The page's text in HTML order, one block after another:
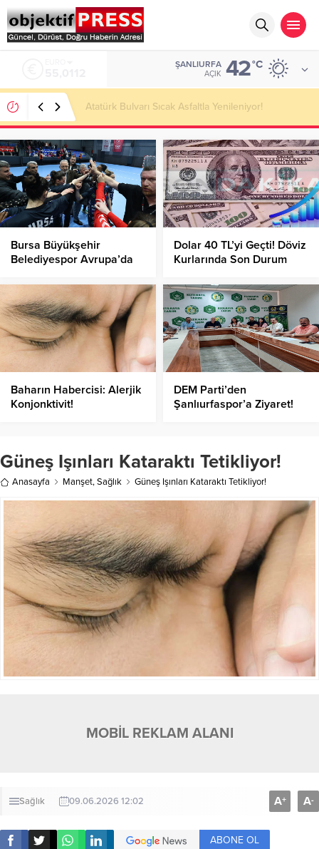
ŞANLIURFA
AÇIK 42°C
Temmuzda IPARD III Kapsamında 634,3 Milyon Lira
Hibe Ödemesi Yapıldı!
Bursa Büyükşehir
Belediyespor Avrupa’da
Kaptı!
Dolar 40 TL’yi Geçti! Döviz
Kurlarında Son Durum
Baharın Habercisi: Alerjik
Konjonktivit!
DEM Parti’den
Şanlıurfaspor’a Ziyaret!
Güneş Işınları Kataraktı Tetikliyor!
Anasayfa Manşet,Sağlık Güneş Işınları Kataraktı Tetikliyor!
MOBİL REKLAM ALANI
Sağlık 09.06.2026 12:02 A+ A-
ABONE OL